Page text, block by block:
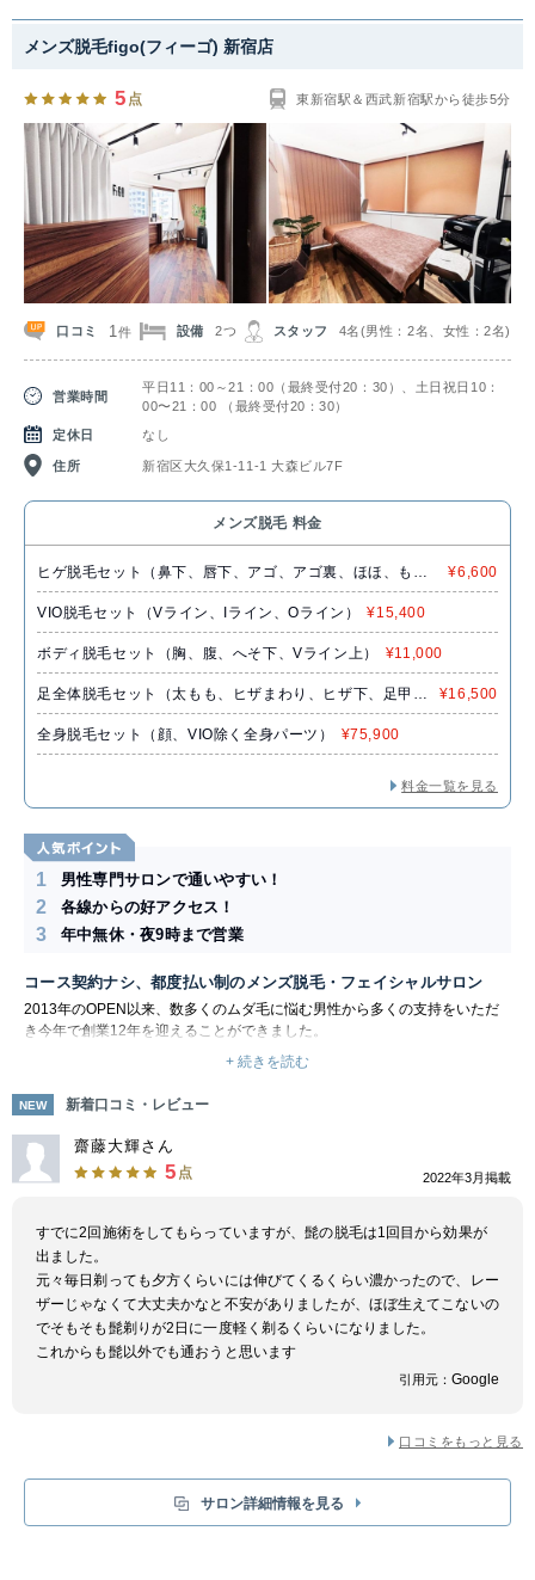
メンズ脱毛figo(フィーゴ) 新宿店
5 点 東新宿駅＆西武新宿駅から徒歩5分
口コミ 1 件 設備 2つ スタッフ 4名(男性：2名、女性：2名)
営業時間
平日11：00～21：00（最終受付20：30）、土日祝日10：
00〜21：00 （最終受付20：30）
定休日
なし
住所 新宿区大久保1-11-1 大森ビル7F
メンズ脱毛 料金
ヒゲ脱毛セット（鼻下、唇下、アゴ、アゴ裏、ほほ、もみ
あげ）
¥6,600
VIO脱毛セット（Vライン、Iライン、Oライン） ¥15,400
ボディ脱毛セット（胸、腹、へそ下、Vライン上） ¥11,000
足全体脱毛セット（太もも、ヒザまわり、ヒザ下、足甲、
足指）
¥16,500
全身脱毛セット（顔、VIO除く全身パーツ） ¥75,900
料金一覧を見る
1 男性専門サロンで通いやすい！
2 各線からの好アクセス！
3 年中無休・夜9時まで営業
コース契約ナシ、都度払い制のメンズ脱毛・フェイシャルサロン
2013年のOPEN以来、数多くのムダ毛に悩む男性から多くの支持をいただ
き今年で創業12年を迎えることができました。
OPEN当初はまだまだメンズ脱毛の需要も多くはありませんでしたが、口コ
ミで評判が広がり多くのお客様に支えられ現在は全国10店舗を展開するま
で成長しました。
美容機器の世界的製造メーカーである『GSD』社製の脱毛マシンを導入！
瞬間冷却機能によりヘッド部分を瞬時に－5℃まで冷却することで、脱毛時
の不快な痛みを最小限に抑え、快適な脱毛が可能となっています。
出力調整により、日本人男性特有の太くて硬い毛にも高い脱毛効果を発揮！
いただく』です。都度払いという料金システムを貫いているのは、毎回来店
の度にご満足いただけるという自信の表明。
とにかく通いやすくリーズナブルで納得のいく脱毛体験を提供していきま
す！
+ 続きを読む
NEW 新着口コミ・レビュー
齋藤大輝さん
5 点 2022年3月掲載
すでに2回施術をしてもらっていますが、髭の脱毛は1回目から効果が
出ました。
元々毎日剃っても夕方くらいには伸びてくるくらい濃かったので、レー
ザーじゃなくて大丈夫かなと不安がありましたが、ほぼ生えてこないの
でそもそも髭剃りが2日に一度軽く剃るくらいになりました。
これからも髭以外でも通おうと思います
引用元： Google
口コミをもっと見る
サロン詳細情報を見る